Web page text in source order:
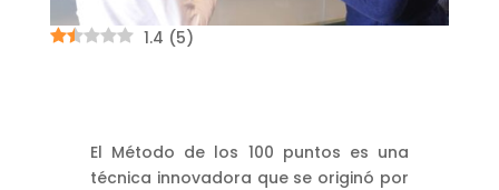
1.4 (5)
El Método de los 100 puntos es una
técnica innovadora que se originó por